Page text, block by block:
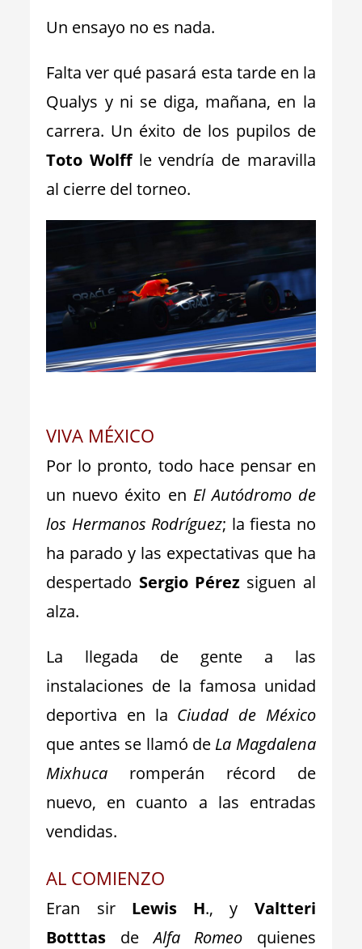
Un ensayo no es nada.
Falta ver qué pasará esta tarde en la
Qualys y ni se diga, mañana, en la
carrera. Un éxito de los pupilos de
Toto Wolffle vendría de maravilla
al cierre del torneo.
VIVA MÉXICO
Por lo pronto, todo hace pensar en
un nuevo éxito en El Autódromo de
los Hermanos Rodríguez; la fiesta no
ha parado y las expectativas que ha
despertado Sergio Pérez siguen al
alza.
La llegada de gente a las
instalaciones de la famosa unidad
deportiva en la Ciudad de México
que antes se llamó de La Magdalena
Mixhuca romperán récord de
nuevo, en cuanto a las entradas
vendidas.
AL COMIENZO
Eran sir Lewis H., y Valtteri
Botttas deAlfa Romeo quienes